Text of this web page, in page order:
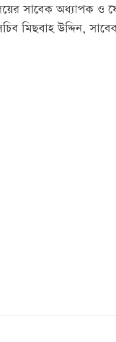
সাবেক অধ্যাপক ও
মিছবাহ উদ্দিন,